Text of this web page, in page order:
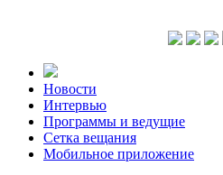
Новости
Интервью
Программы и ведущие
Сетка вещания
Мобильное приложение